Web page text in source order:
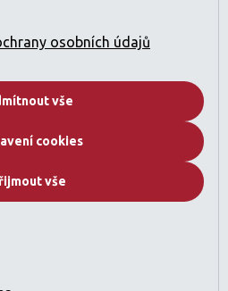
registr: 2529912
nákupu a prodeje
regulací SAE).
jsme
Developeři
a GDPR
osobních údajů
vše
cookies
vše